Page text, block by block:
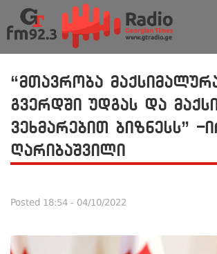
“მთავრობა
გვერდში უდგას და
ვეხმარებით ბიზნესს” -
ღარიბაშვილი
Posted 18:54 - 04/10/2022